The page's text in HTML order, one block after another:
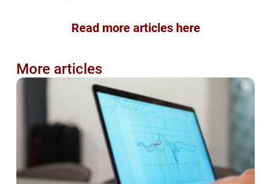
Read more articles here
More articles